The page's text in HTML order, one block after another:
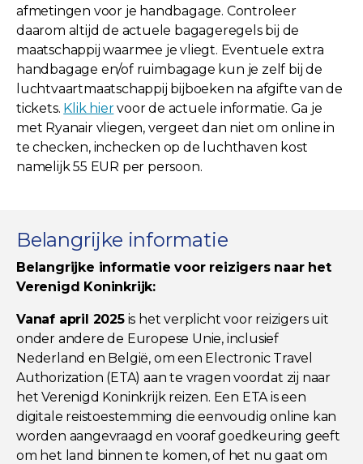
afmetingen voor je handbagage. Controleer
daarom altijd de actuele bagageregels bij de
maatschappij waarmee je vliegt. Eventuele extra
handbagage en/of ruimbagage kun je zelf bij de
luchtvaartmaatschappij bijboeken na afgifte van de
tickets. Klik hiervoor de actuele informatie. Ga je
met Ryanair vliegen, vergeet dan niet om online in
te checken, inchecken op de luchthaven kost
namelijk 55 EUR per persoon.
Belangrijke informatie
Belangrijke informatie voor reizigers naar het
Verenigd Koninkrijk:
Vanaf april 2025is het verplicht voor reizigers uit
onder andere de Europese Unie, inclusief
Nederland en België, om een Electronic Travel
Authorization (ETA) aan te vragen voordat zij naar
het Verenigd Koninkrijk reizen. Een ETA is een
digitale reistoestemming die eenvoudig online kan
worden aangevraagd en vooraf goedkeuring geeft
om het land binnen te komen, of het nu gaat om